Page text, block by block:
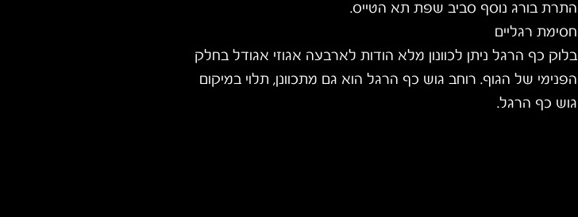
התרת בורג נוסף סביב שפת תא הטייס.
חסימת רגליים
בלוק כף הרגל ניתן לכוונון מלא הודות לארבעה אגוזי אגודל בחלק
הפנימי של הגוף. רוחב גוש כף הרגל הוא גם מתכוונן, תלוי במיקום
גוש כף הרגל.